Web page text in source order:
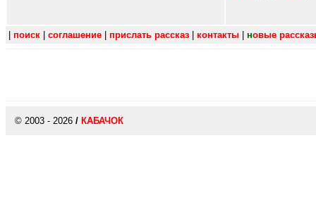
поиск соглашение прислать рассказ контакты новые
© 2003 - 2026 / КАБАЧОК